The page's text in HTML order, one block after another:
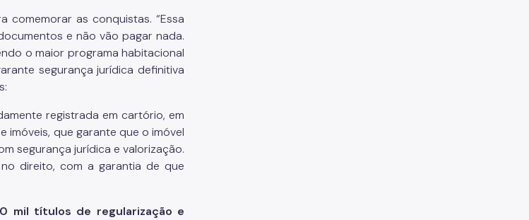
as conquistas. “Essa
e não vão pagar nada.
o maior programa habitacional
segurança jurídica definitiva
registrada em cartório, em
imóveis, que garante que o imóvel
segurança jurídica e valorização.
direito, com a garantia de que
mil títulos de regularização e